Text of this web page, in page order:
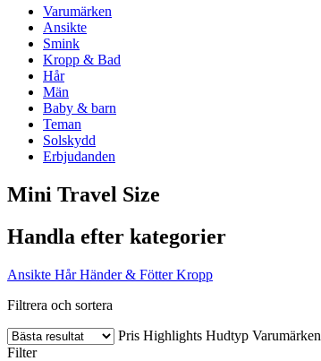
Varumärken
Ansikte
Smink
Kropp & Bad
Hår
Män
Baby & barn
Teman
Solskydd
Erbjudanden
Mini Travel Size
Handla efter kategorier
Ansikte Hår Händer & Fötter Kropp
Filtrera och sortera
Pris Highlights Hudtyp Varumärken
Filter